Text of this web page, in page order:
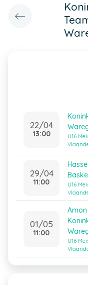
22/04
13:00
U16
29/04
11:00
U16
01/05
11:00
U16